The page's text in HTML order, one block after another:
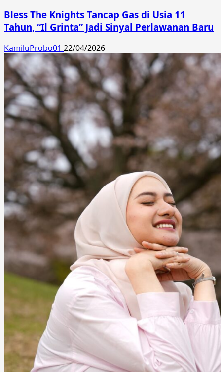
Bless The Knights Tancap Gas di Usia 11
Tahun, “Il Grinta” Jadi Sinyal Perlawanan Baru
KamiluProbo01 22/04/2026